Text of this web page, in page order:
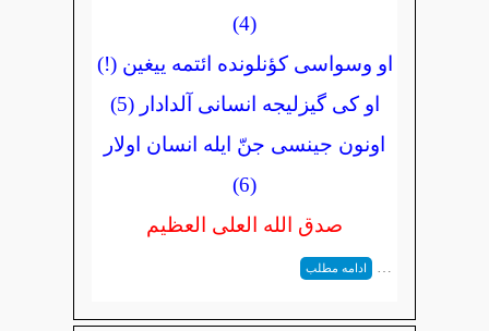
(4)
او وسواسی کؤنلونده ائتمه ییغین (!)
او کی گیزلیجه انسانی آلدادار (5)
اونون جینسی جنّ ایله انسان اولار
(6)
صدق الله العلی العظیم
… ادامه مطلب